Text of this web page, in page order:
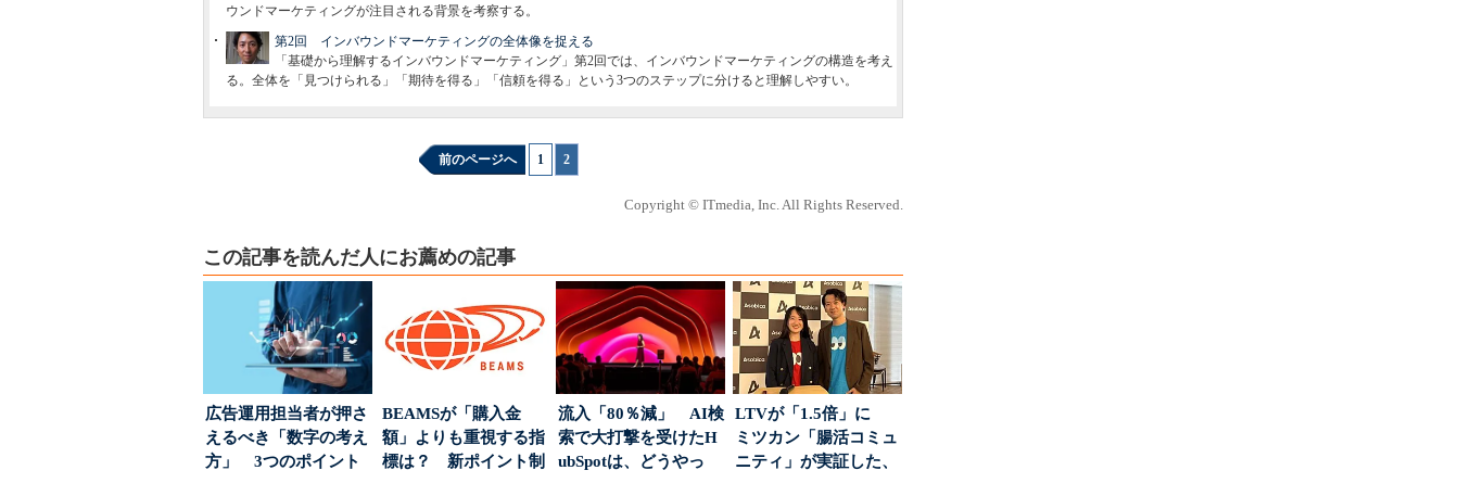
ウンドマーケティングが注目される背景を考察する。
第2回 インバウンドマーケティングの全体像を捉える
「基礎から理解するインバウンドマーケティング」第2回では、インバウンドマーケティングの構造を考え
る。全体を「見つけられる」「期待を得る」「信頼を得る」という3つのステップに分けると理解しやすい。
前のページへ 1 2
Copyright © ITmedia, Inc. All Rights Reserved.
この記事を読んだ人にお薦めの記事
広告運用担当者が押さ
えるべき「数字の考え
方」 3つのポイント
BEAMSが「購入金
額」よりも重視する指
標は？ 新ポイント制
流入「80％減」 AI検
索で大打撃を受けたH
ubSpotは、どうやっ
LTVが「1.5倍」に
ミツカン「腸活コミュ
ニティ」が実証した、